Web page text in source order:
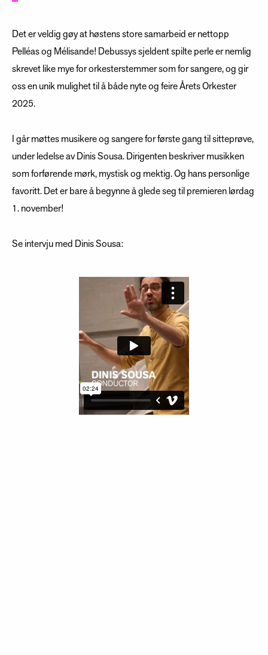
Det er veldig gøy at høstens store samarbeid er nettopp
Pelléas og Mélisande! Debussys sjeldent spilte perle er nemlig
skrevet like mye for orkesterstemmer som for sangere, og gir
oss en unik mulighet til å både nyte og feire Årets Orkester
2025.
I går møttes musikere og sangere for første gang til sitteprøve,
under ledelse av Dinis Sousa. Dirigenten beskriver musikken
somforførende mørk, mystisk og mektig. Og hans personlige
favoritt. Det er bare å begynne å glede seg til premieren lørdag
1. november!
Se intervju med Dinis Sousa: